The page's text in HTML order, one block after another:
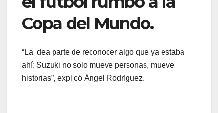
Copa del Mundo.
“La idea parte de reconocer algo que ya estaba
ahí: Suzuki no solo mueve personas, mueve
historias”, explicó Ángel Rodríguez.